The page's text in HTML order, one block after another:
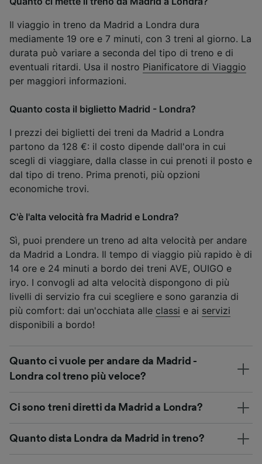
Il viaggio in treno da Madrid a Londra dura
mediamente 19 ore e 7 minuti, con 3 treni al giorno. La
durata può variare a seconda del tipo di treno e di
eventuali ritardi. Usa il nostro Pianificatore di Viaggio
per maggiori informazioni.
Quanto costa il biglietto Madrid - Londra?
I prezzi dei biglietti dei treni da Madrid a Londra
partono da 128 €: il costo dipende dall'ora in cui
scegli di viaggiare, dalla classe in cui prenoti il posto e
dal tipo di treno. Prima prenoti, più opzioni
economiche trovi.
C'è l'alta velocità fra Madrid e Londra?
Sì, puoi prendere un treno ad alta velocità per andare
da Madrid a Londra. Il tempo di viaggio più rapido è di
14 ore e 24 minuti a bordo dei treni AVE, OUIGO e
iryo. I convogli ad alta velocità dispongono di più
livelli di servizio fra cui scegliere e sono garanzia di
più comfort: dai un'occhiata alle classi e ai servizi
disponibili a bordo!
Quanto ci vuole per andare da Madrid -
Londra col treno più veloce?
Ci sono treni diretti da Madrid a Londra?
Quanto dista Londra da Madrid in treno?